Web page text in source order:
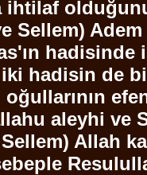
Sellem) Adem
hadisinde
iki hadisin de
oğullarının
aleyhi ve
Sellem) Allah